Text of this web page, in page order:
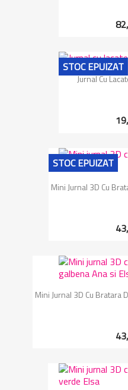
Jurnal Cu
STOC EPUIZAT
Mini Jurnal 3D Cu
STOC EPUIZAT
Mini Jurnal 3D Cu Bratara